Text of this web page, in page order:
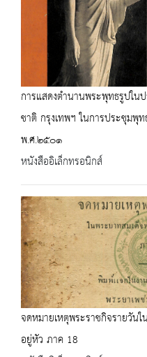
การแสดงตำนานพระพุทธรูปใ
ชาติ กรุงเทพฯ ในการประชุมพุ
พ.ศ.๒๕๐๑
หนังสืออิเล็กทรอนิกส์
จดหมายเหตุพระราชกิจรายวัน
อยู่หัว ภาค 18